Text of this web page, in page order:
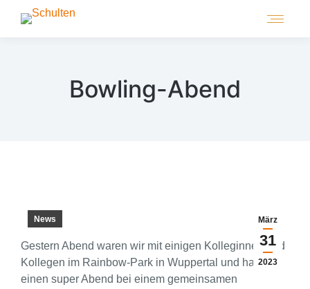
Bowling-Abend
März
31
2023
News
Gestern Abend waren wir mit einigen Kolleginnen und
Kollegen im Rainbow-Park in Wuppertal und hatten
einen super Abend bei einem gemeinsamen